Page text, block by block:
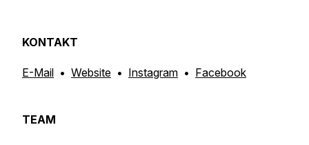
KONTAKT
E-Mail • Website • Instagram • Facebook
TEAM